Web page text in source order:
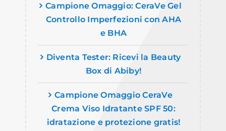
Campione Omaggio: CeraVe Gel
Controllo Imperfezioni con AHA
e BHA
Diventa Tester: Ricevi la Beauty
Box di Abiby!
Campione Omaggio CeraVe
Crema Viso Idratante SPF 50:
idratazione e protezione gratis!